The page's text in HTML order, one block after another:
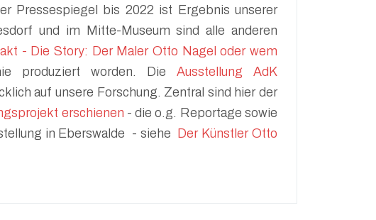
Pressespiegel bis 2022 ist Ergebnis unserer
und im Mitte-Museum sind alle anderen
- Die Story: Der Maler Otto Nagel oder wem
produziert worden. Die Ausstellung AdK
auf unsere Forschung. Zentral sind hier der
erschienen - die o.g. Reportage sowie
in Eberswalde - siehe
Der Künstler Otto